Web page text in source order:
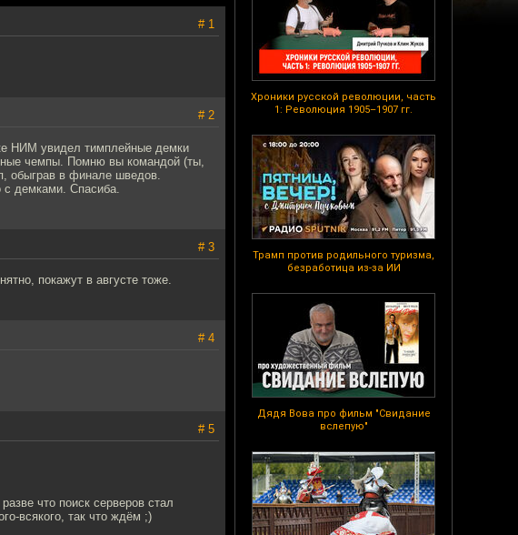
Хроники русской революции, часть
1: Революция 1905–1907 гг.
Трамп против родильного туризма,
безработица из-за ИИ
Дядя Вова про фильм "Свидание
вслепую"
# 1
# 2
НИМ увидел тимплейные демки
чемпы. Помню вы командой (ты,
обыграв в финале шведов.
с демками. Спасиба.
# 3
покажут в августе тоже.
# 4
# 5
что поиск серверов стал
всякого, так что ждём ;)